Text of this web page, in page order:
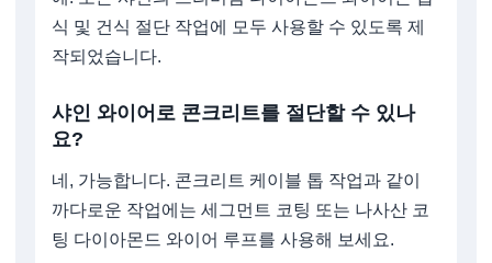
식 및 건식 절단 작업에 모두 사용할 수 있도록 제
작되었습니다.
샤인 와이어로 콘크리트를 절단할 수 있나
요?
네, 가능합니다. 콘크리트 케이블 톱 작업과 같이
까다로운 작업에는 세그먼트 코팅 또는 나사산 코
팅 다이아몬드 와이어 루프를 사용해 보세요.